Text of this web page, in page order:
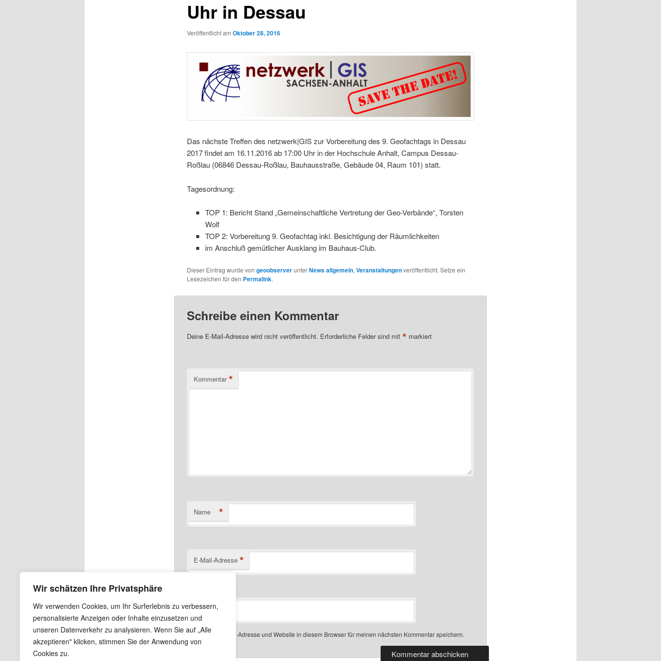
Wir schätzen Ihre Privatsphäre
Wir verwenden Cookies, um Ihr Surferlebnis zu verbessern,
personalisierte Anzeigen oder Inhalte einzusetzen und
unseren Datenverkehr zu analysieren. Wenn Sie auf „Alle
akzeptieren" klicken, stimmen Sie der Anwendung von
Cookies zu.
Uhr in Dessau
Veröffentlicht am Oktober 28, 2016
Das nächste Treffen des netzwerk|GIS zur Vorbereitung des 9. Geofachtags in Dessau
2017 findet am 16.11.2016 ab 17:00 Uhr in der Hochschule Anhalt, Campus Dessau-
Roßlau (06846 Dessau-Roßlau, Bauhausstraße, Gebäude 04, Raum 101) statt.
Tagesordnung:
TOP 1: Bericht Stand „Gemeinschaftliche Vertretung der Geo-Verbände“, Torsten
Wolf
TOP 2: Vorbereitung 9. Geofachtag inkl. Besichtigung der Räumlichkeiten
im Anschluß gemütlicher Ausklang im Bauhaus-Club.
Dieser Eintrag wurde von geoobserverunterNews allgemein, Veranstaltungenveröffentlicht. Setze ein
Lesezeichen für den Permalink.
Schreibe einen Kommentar
Deine E-Mail-Adresse wird nicht veröffentlicht. Erforderliche Felder sind mit * markiert
Kommentar *
Name *
E-Mail-Adresse *
Website
Name, E-Mail-Adresse und Website in diesem Browser für meinen nächsten Kommentar speichern.